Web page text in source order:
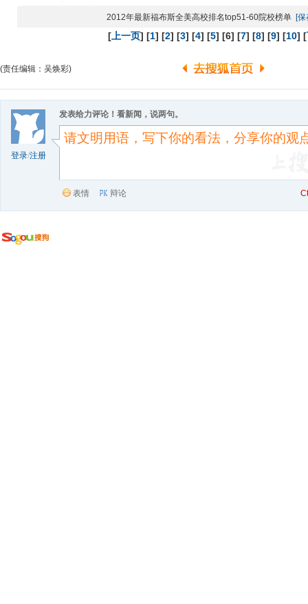
2012年最新福布斯全美高校排名top51-60院校榜单 [
[ 上一页] [1] [2] [3] [4] [5] [6] [7] [8] [9] [10] [
(责任编辑：吴焕彩)
登录/注册
发表给力评论！看新闻，说两句。
表情 辩论